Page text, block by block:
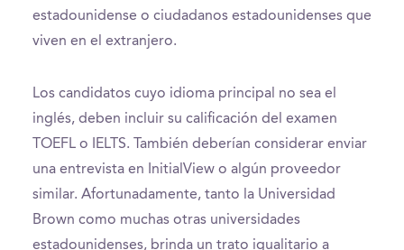
estadounidense o ciudadanos estadounidenses que
viven en el extranjero.
Los candidatos cuyo idioma principal no sea el
inglés, deben incluir su calificación del examen
TOEFL o IELTS. También deberían considerar enviar
una entrevista en InitialView o algún proveedor
similar. Afortunadamente, tanto la Universidad
Brown como muchas otras universidades
estadounidenses, brinda un trato igualitario a